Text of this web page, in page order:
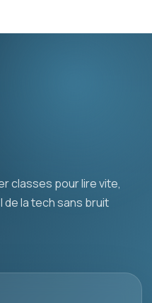
classes pour lire vite,
de la tech sans bruit